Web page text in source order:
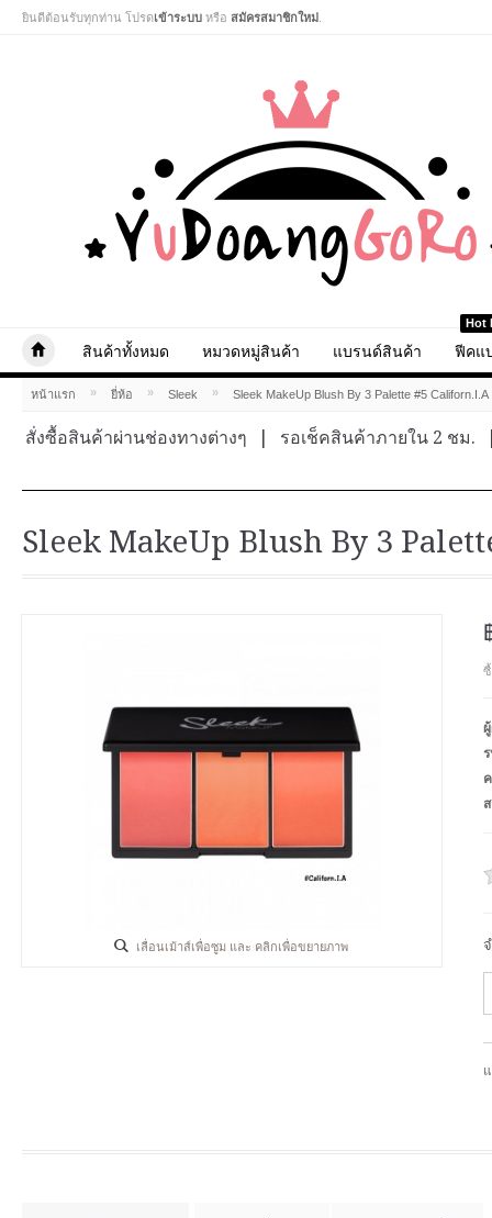
ยินดีต้อนรับทุกท่าน โปรดเข้าระบบ หรือ สมัครสมาชิกใหม่
สินค้าทั้งหมด หมวดหมู่สินค้า แบรนด์สินค้า
Hot
ฟีคแ
หน้าแรก » ยี่ห้อ » Sleek » Sleek MakeUp Blush By 3 Palette #5 Californ.I.A
สั่งซื้อสินค้าผ่านช่องทางต่างๆ รอเช็คสินค้าภายใน 2 ชม.
Sleek MakeUp Blush By 3
เลื่อนเม้าส์เพื่อซูม และ คลิกเพื่อขยายภาพ